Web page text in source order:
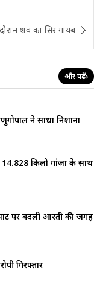
शव का सिर गायब
और पढ़ें›
ने साधा निशाना
14.828 किलो गांजा के साथ
पर बदली आरती की जगह
गिरफ्तार